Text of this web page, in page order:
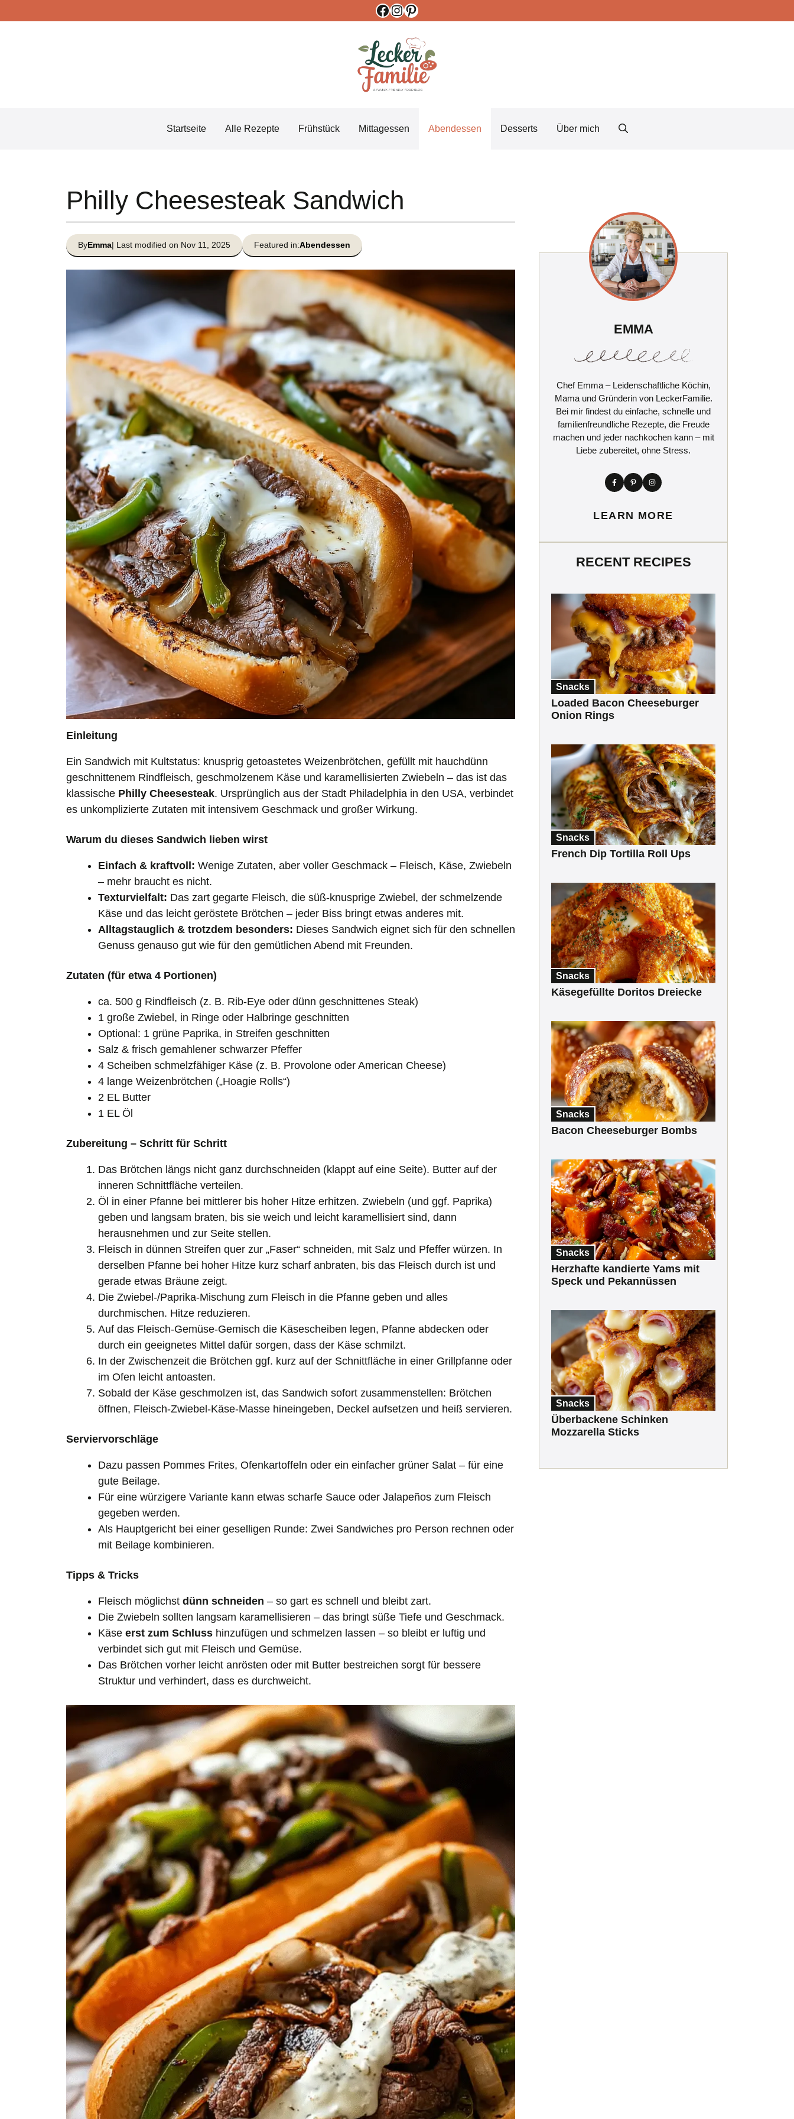
Facebook
Instagram
Pinterest
Startseite Alle Rezepte Frühstück Mittagessen Abendessen Desserts Über mich
Philly Cheesesteak Sandwich
ByEmma| Last modified on Nov 11, 2025 Featured in:Abendessen
Einleitung
Ein Sandwich mit Kultstatus: knusprig getoastetes Weizenbrötchen, gefüllt mit hauchdünn
geschnittenem Rindfleisch, geschmolzenem Käse und karamellisierten Zwiebeln – das ist das
klassische Philly Cheesesteak. Ursprünglich aus der Stadt Philadelphia in den USA, verbindet
es unkomplizierte Zutaten mit intensivem Geschmack und großer Wirkung.
Warum du dieses Sandwich lieben wirst
Einfach & kraftvoll: Wenige Zutaten, aber voller Geschmack – Fleisch, Käse, Zwiebeln
– mehr braucht es nicht.
Texturvielfalt: Das zart gegarte Fleisch, die süß-knusprige Zwiebel, der schmelzende
Käse und das leicht geröstete Brötchen – jeder Biss bringt etwas anderes mit.
Alltagstauglich & trotzdem besonders: Dieses Sandwich eignet sich für den schnellen
Genuss genauso gut wie für den gemütlichen Abend mit Freunden.
Zutaten (für etwa 4 Portionen)
ca. 500 g Rindfleisch (z. B. Rib-Eye oder dünn geschnittenes Steak)
1 große Zwiebel, in Ringe oder Halbringe geschnitten
Optional: 1 grüne Paprika, in Streifen geschnitten
Salz & frisch gemahlener schwarzer Pfeffer
4 Scheiben schmelzfähiger Käse (z. B. Provolone oder American Cheese)
4 lange Weizenbrötchen („Hoagie Rolls“)
2 EL Butter
1 EL Öl
Zubereitung – Schritt für Schritt
Das Brötchen längs nicht ganz durchschneiden (klappt auf eine Seite). Butter auf der
inneren Schnittfläche verteilen.
Öl in einer Pfanne bei mittlerer bis hoher Hitze erhitzen. Zwiebeln (und ggf. Paprika)
geben und langsam braten, bis sie weich und leicht karamellisiert sind, dann
herausnehmen und zur Seite stellen.
Fleisch in dünnen Streifen quer zur „Faser“ schneiden, mit Salz und Pfeffer würzen. In
derselben Pfanne bei hoher Hitze kurz scharf anbraten, bis das Fleisch durch ist und
gerade etwas Bräune zeigt.
Die Zwiebel-/Paprika-Mischung zum Fleisch in die Pfanne geben und alles
durchmischen. Hitze reduzieren.
Auf das Fleisch-Gemüse-Gemisch die Käsescheiben legen, Pfanne abdecken oder
durch ein geeignetes Mittel dafür sorgen, dass der Käse schmilzt.
In der Zwischenzeit die Brötchen ggf. kurz auf der Schnittfläche in einer Grillpfanne oder
im Ofen leicht antoasten.
Sobald der Käse geschmolzen ist, das Sandwich sofort zusammenstellen: Brötchen
öffnen, Fleisch-Zwiebel-Käse-Masse hineingeben, Deckel aufsetzen und heiß servieren.
Serviervorschläge
Dazu passen Pommes Frites, Ofenkartoffeln oder ein einfacher grüner Salat – für eine
gute Beilage.
Für eine würzigere Variante kann etwas scharfe Sauce oder Jalapeños zum Fleisch
gegeben werden.
Als Hauptgericht bei einer geselligen Runde: Zwei Sandwiches pro Person rechnen oder
mit Beilage kombinieren.
Tipps & Tricks
Fleisch möglichst dünn schneiden – so gart es schnell und bleibt zart.
Die Zwiebeln sollten langsam karamellisieren – das bringt süße Tiefe und Geschmack.
Käse erst zum Schluss hinzufügen und schmelzen lassen – so bleibt er luftig und
verbindet sich gut mit Fleisch und Gemüse.
Das Brötchen vorher leicht anrösten oder mit Butter bestreichen sorgt für bessere
Struktur und verhindert, dass es durchweicht.
EMMA
Chef Emma – Leidenschaftliche Köchin,
Mama und Gründerin von LeckerFamilie.
Bei mir findest du einfache, schnelle und
familienfreundliche Rezepte, die Freude
machen und jeder nachkochen kann – mit
Liebe zubereitet, ohne Stress.
LEARN MORE
RECENT RECIPES
Snacks
Loaded Bacon Cheeseburger
Onion Rings
Snacks
French Dip Tortilla Roll Ups
Snacks
Käsegefüllte Doritos Dreiecke
Snacks
Bacon Cheeseburger Bombs
Snacks
Herzhafte kandierte Yams mit
Speck und Pekannüssen
Snacks
Überbackene Schinken
Mozzarella Sticks